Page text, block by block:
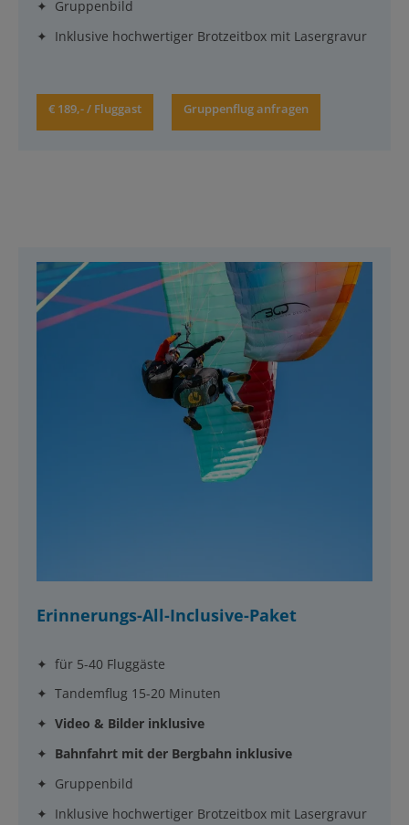
✦ Gruppenbild
✦ Inklusive hochwertiger Brotzeitbox mit Lasergravur
€ 189,- / Fluggast Gruppenflug anfragen
Erinnerungs-All-Inclusive-Paket
✦ für 5-40 Fluggäste
✦ Tandemflug 15-20 Minuten
✦Video & Bilder inklusive
✦ Bahnfahrt mit der Bergbahn inklusive
✦ Gruppenbild
✦ Inklusive hochwertiger Brotzeitbox mit Lasergravur